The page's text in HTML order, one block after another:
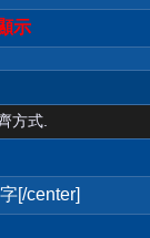
示
方式.
[/center]